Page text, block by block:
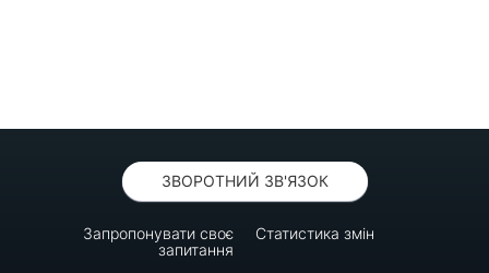
ЗВОРОТНИЙ ЗВ'ЯЗОК
Запропонувати своє
запитання
Статистика змін